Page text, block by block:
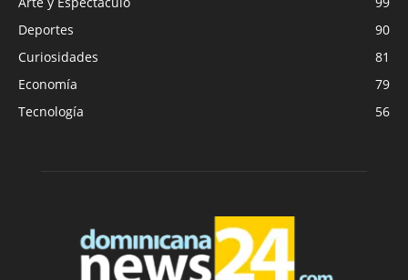
Deportes
90
Curiosidades
81
Economía
79
Tecnología
56